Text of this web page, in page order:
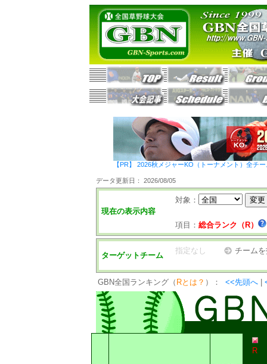
【PR】 2026秋メジャーKO（トーナメント）全チ
データ更新日： 2026/08/05
現在の表示内容
対象：
項目： 総合ランク（R）
ターゲットチーム
指定なし チーム
GBN全国ランキング（ Rとは？ ）： <<先頭へ
R